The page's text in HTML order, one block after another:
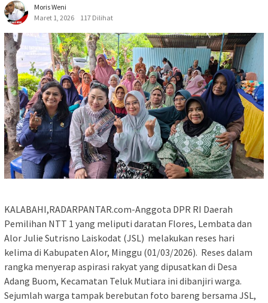
Moris Weni
Maret 1, 2026
117 Dilihat
KALABAHI,RADARPANTAR.com-Anggota DPR RI Daerah
Pemilihan NTT 1 yang meliputi daratan Flores, Lembata dan
Alor Julie Sutrisno Laiskodat (JSL) melakukan reses hari
kelima di Kabupaten Alor, Minggu (01/03/2026). Reses dalam
rangka menyerap aspirasi rakyat yang dipusatkan di Desa
Adang Buom, Kecamatan Teluk Mutiara ini dibanjiri warga.
Sejumlah warga tampak berebutan foto bareng bersama JSL,